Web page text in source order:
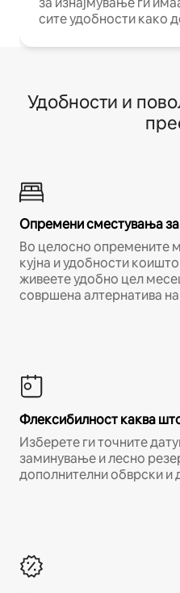
сите удобности како
Удобности и
Опремени сместувања
Во целосно опремените
кујна и удобности
живеете удобно цел
совршена алтернатива
Флексибилност каква
Изберете ги точните
заминување и лесно
дополнителни обврски и